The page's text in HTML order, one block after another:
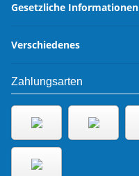
Gesetzliche Informationen
Verschiedenes
Zahlungsarten